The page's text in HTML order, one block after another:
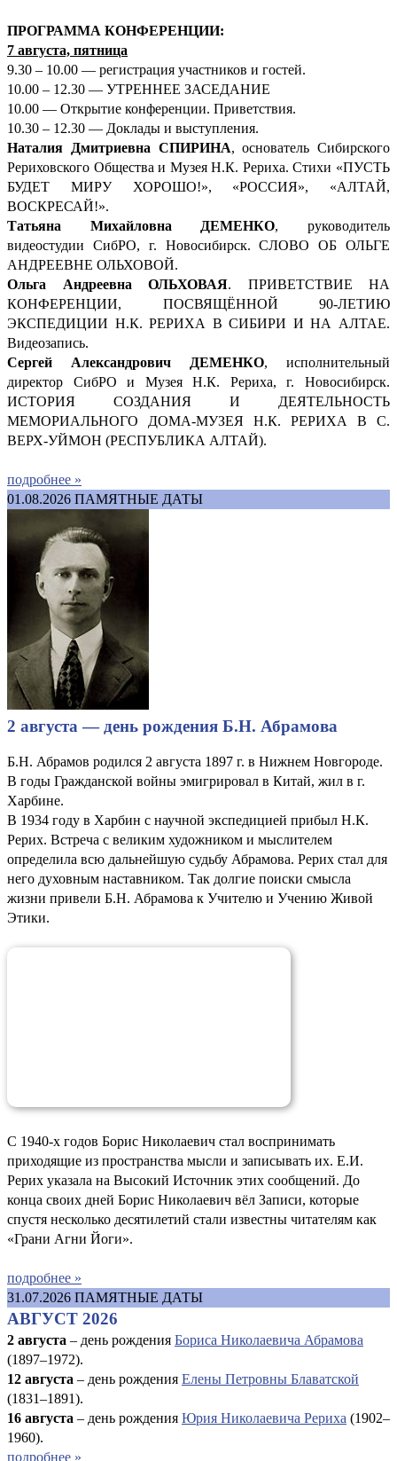
ПРОГРАММА КОНФЕРЕНЦИИ:
7 августа, пятница
9.30 – 10.00 — регистрация участников и гостей.
10.00 – 12.30 — УТРЕННЕЕ ЗАСЕДАНИЕ
10.00 — Открытие конференции. Приветствия.
10.30 – 12.30 — Доклады и выступления.
Наталия Дмитриевна СПИРИНА, основатель Сибирского
Рериховского Общества и Музея Н.К. Рериха. Стихи «ПУСТЬ
БУДЕТ МИРУ ХОРОШО!», «РОССИЯ», «АЛТАЙ,
ВОСКРЕСАЙ!».
Татьяна Михайловна ДЕМЕНКО, руководитель
видеостудии СибРО, г. Новосибирск. СЛОВО ОБ ОЛЬГЕ
АНДРЕЕВНЕ ОЛЬХОВОЙ.
Ольга Андреевна ОЛЬХОВАЯ. ПРИВЕТСТВИЕ НА
КОНФЕРЕНЦИИ, ПОСВЯЩЁННОЙ 90-ЛЕТИЮ
ЭКСПЕДИЦИИ Н.К. РЕРИХА В СИБИРИ И НА АЛТАЕ.
Видеозапись.
Сергей Александрович ДЕМЕНКО, исполнительный
директор СибРО и Музея Н.К. Рериха, г. Новосибирск.
ИСТОРИЯ СОЗДАНИЯ И ДЕЯТЕЛЬНОСТЬ
МЕМОРИАЛЬНОГО ДОМА-МУЗЕЯ Н.К. РЕРИХА В С.
ВЕРХ-УЙМОН (РЕСПУБЛИКА АЛТАЙ).
подробнее »
01.08.2026 ПАМЯТНЫЕ ДАТЫ
2 августа — день рождения Б.Н. Абрамова
Б.Н. Абрамов родился 2 августа 1897 г. в Нижнем Новгороде.
В годы Гражданской войны эмигрировал в Китай, жил в г.
Харбине.
В 1934 году в Харбин с научной экспедицией прибыл Н.К.
Рерих. Встреча с великим художником и мыслителем
определила всю дальнейшую судьбу Абрамова. Рерих стал для
него духовным наставником. Так долгие поиски смысла
жизни привели Б.Н. Абрамова к Учителю и Учению Живой
Этики.
С 1940-х годов Борис Николаевич стал воспринимать
приходящие из пространства мысли и записывать их. Е.И.
Рерих указала на Высокий Источник этих сообщений. До
конца своих дней Борис Николаевич вёл Записи, которые
спустя несколько десятилетий стали известны читателям как
«Грани Агни Йоги».
подробнее »
31.07.2026 ПАМЯТНЫЕ ДАТЫ
АВГУСТ 2026
2 августа – день рождения Бориса Николаевича Абрамова
(1897–1972).
12 августа – день рождения Елены Петровны Блаватской
(1831–1891).
16 августа – день рождения Юрия Николаевича Рериха (1902–
1960).
подробнее »